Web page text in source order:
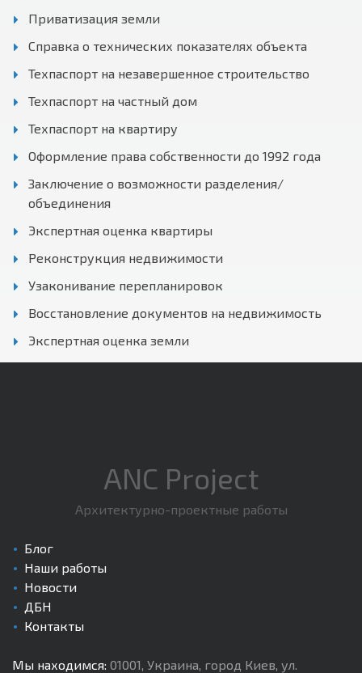
Приватизация земли
Справка о технических показателях объекта
Техпаспорт на незавершенное строительство
Техпаспорт на частный дом
Техпаспорт на квартиру
Оформление права собственности до 1992 года
Заключение о возможности разделения/
объединения
Экспертная оценка квартиры
Реконструкция недвижимости
Узаконивание перепланировок
Восстановление документов на недвижимость
Экспертная оценка земли
ANC Project
Архитектурно-проектные работы
Блог
Наши работы
Новости
ДБН
Контакты
Мы находимся: 01001, Украина, город Киев, ул.